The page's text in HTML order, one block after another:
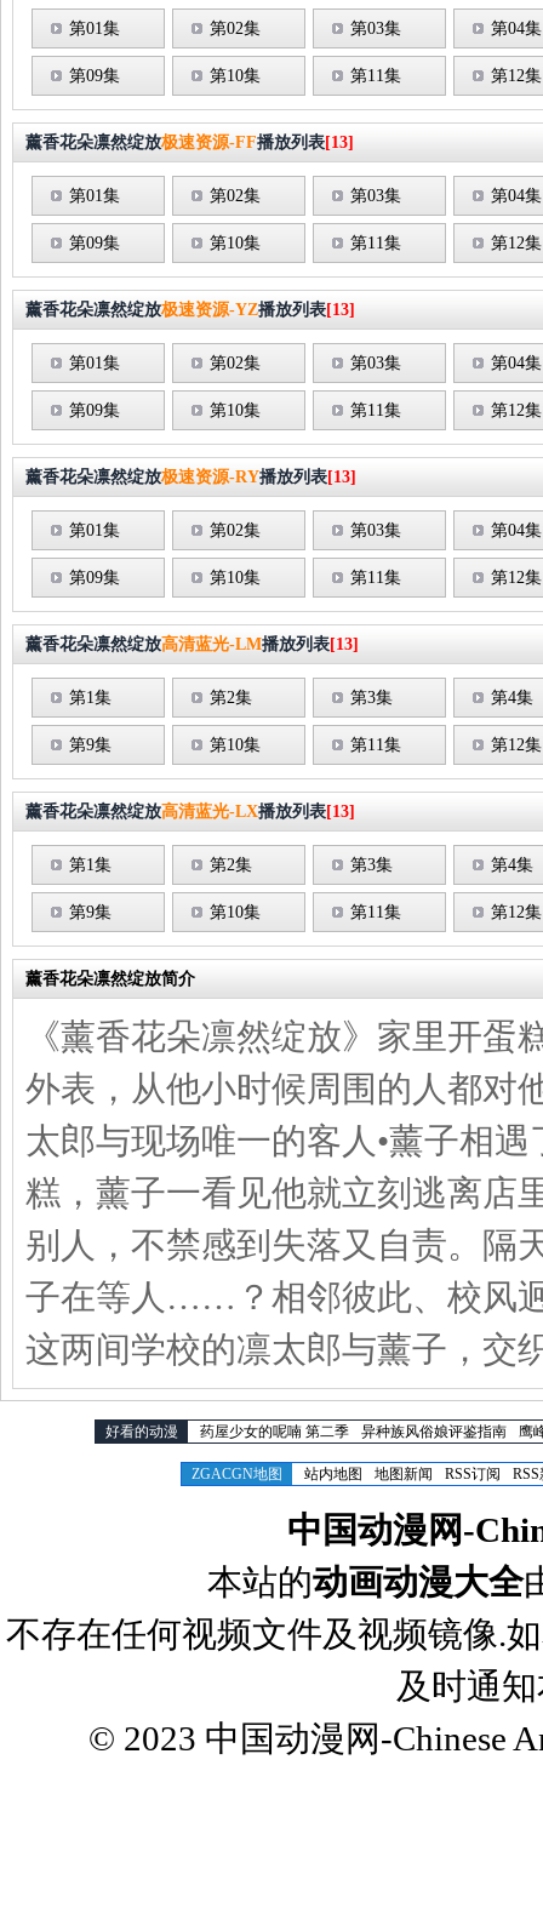
第01集 第02集 第03集 第04集
第09集 第10集 第11集 第12集
薰香花朵凛然绽放极速资源-FF播放列表[13]
第01集 第02集 第03集 第04集
第09集 第10集 第11集 第12集
薰香花朵凛然绽放极速资源-YZ播放列表[13]
第01集 第02集 第03集 第04集
第09集 第10集 第11集 第12集
薰香花朵凛然绽放极速资源-RY播放列表[13]
第01集 第02集 第03集 第04集
第09集 第10集 第11集 第12集
薰香花朵凛然绽放高清蓝光-LM播放列表[13]
第1集 第2集 第3集 第4集
第9集 第10集 第11集 第12集
薰香花朵凛然绽放高清蓝光-LX播放列表[13]
第1集 第2集 第3集 第4集
第9集 第10集 第11集 第12集
薰香花朵凛然绽放简介
《薰香花朵凛然绽放》家里开
外表，从他小时候周围的人都对
太郎与现场唯一的客人•薰子相
糕，薰子一看见他就立刻逃离店
别人，不禁感到失落又自责。隔
子在等人……？相邻彼此、校风
这两间学校的凛太郎与薰子，
好看的动漫 药屋少女的呢喃 第二季 异种族风俗娘评鉴指南 鹰
ZGACGN地图 站内地图 地图新闻 RSS订阅
中国动漫网-
本站的动画动漫大全
不存在任何视频文件及视频镜像.
及时通
© 2023 中国动漫网-Chinese